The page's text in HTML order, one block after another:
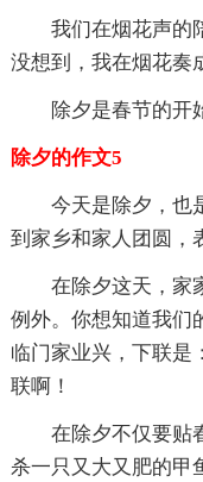
我们在烟花声的陪
没想到，我在烟花
除夕是春节的开始
除夕的作文5
今天是除夕，也是
到家乡和家人团圆，
在除夕这天，家家
例外。你想知道我们
临门家业兴，下联是
联啊！
在除夕不仅要贴春
杀一只又大又肥的甲